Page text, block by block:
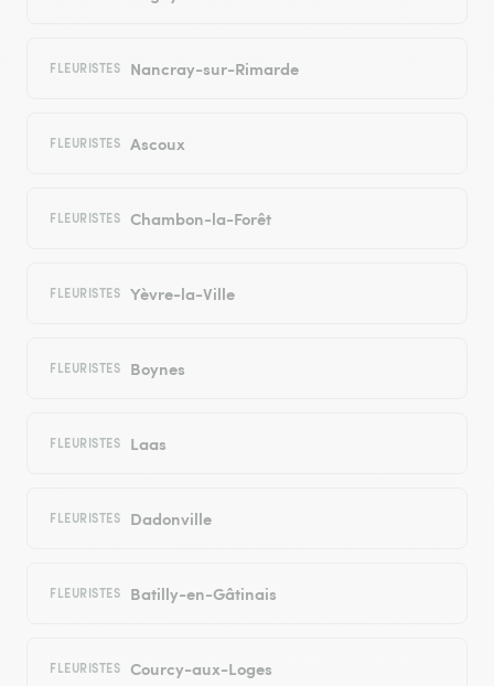
FLEURISTES Nancray-sur-Rimarde
FLEURISTES Ascoux
FLEURISTES Chambon-la-Forêt
FLEURISTES Yèvre-la-Ville
FLEURISTES Boynes
FLEURISTES Laas
FLEURISTES Dadonville
FLEURISTES Batilly-en-Gâtinais
FLEURISTES Courcy-aux-Loges